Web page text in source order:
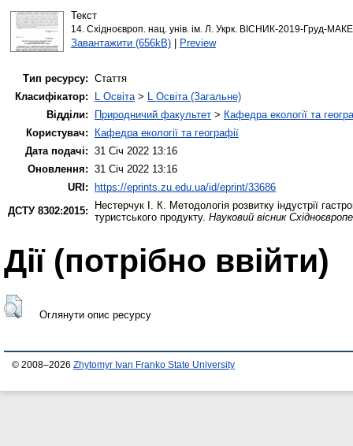
Текст
14. Східноєвроп. нац. унів. ім. Л. Укрк. ВІСНИК-2019-Груд-
Завантажити (656kB)| Preview
Тип ресурсу: Стаття
Класифікатор:
L Освіта> L Освіта (Загальне)
Відділи:
Природничий факультет > Кафедра екології та
Користувач:
Кафедра екології та географії
Дата подачі: 31 Січ 2022 13:16
Оновлення: 31 Січ 2022 13:16
URI:
https://eprints.zu.edu.ua/id/eprint/33686
ДСТУ 8302:2015:
Нестерчук І. К. Методологія розвитку індустрії
туристського продукту. Науковий вісник
Дії ​​(потрібно ввійти)
Оглянути опис ресурсу
© 2008–2026 Zhytomyr Ivan Franko State University